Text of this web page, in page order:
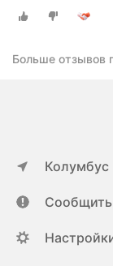
Больше отзывов
Колумбус